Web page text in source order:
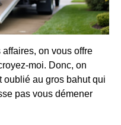
on vous offre
moi. Donc, on
oublié au gros bahut qui
pas vous démener